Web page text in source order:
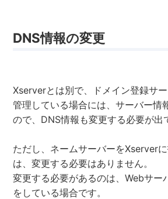
DNS情報の変更
Xserverとは別で、ドメイン登録サ
管理している場合には、サーバー情
ので、DNS情報も変更する必要が出
ただし、ネームサーバーをXserver
は、変更する必要はありません。
変更する必要があるのは、Webサー
をしている場合です。